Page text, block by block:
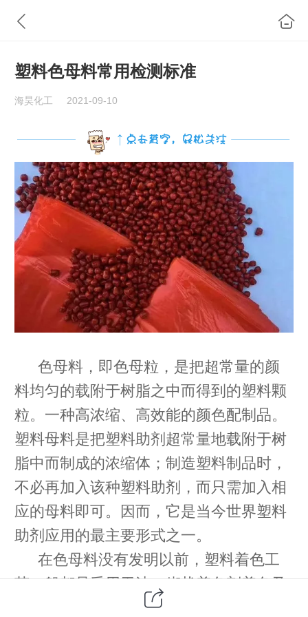
塑料色母料常用检测标准
海昊化工 2021-09-10
色母料，即色母粒，是把超常量的颜
料均匀的载附于树脂之中而得到的塑料颗
粒。一种高浓缩、高效能的颜色配制品。
塑料母料是把塑料助剂超常量地载附于树
脂中而制成的浓缩体；制造塑料制品时，
不必再加入该种塑料助剂，而只需加入相
应的母料即可。因而，它是当今世界塑料
助剂应用的最主要形式之一。
在色母料没有发明以前，塑料着色工
艺一般都是采用干法、糊状着色剂着色及
色粒着色等。这几种着色方法的缺点是颜